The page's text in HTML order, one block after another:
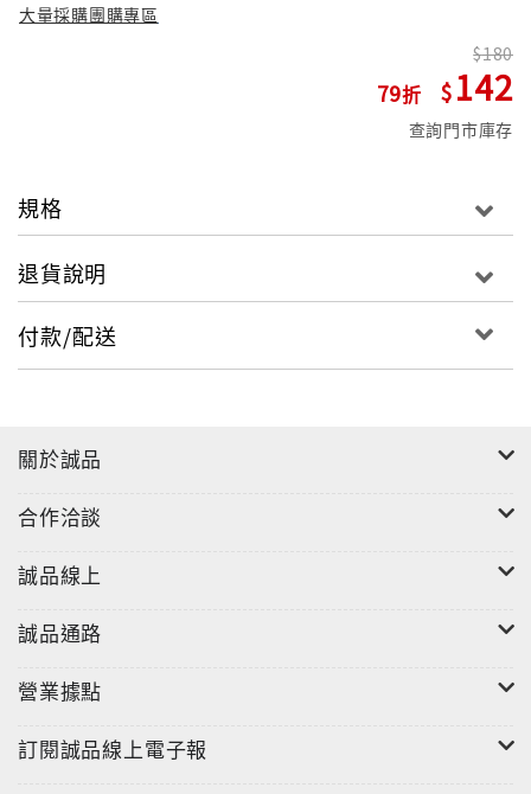
大量採購團購專區
79
180
142
查詢門市庫存
規格
退貨說明
付款/配送
關於誠品
合作洽談
誠品線上
誠品通路
營業據點
訂閱誠品線上電子報